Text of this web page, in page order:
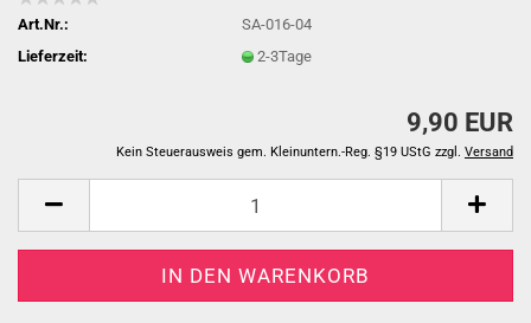
Art.Nr.:
SA-016-04
Lieferzeit:
2-3Tage
9,90 EUR
Kein Steuerausweis gem. Kleinuntern.-Reg. §19 UStG zzgl. Versand